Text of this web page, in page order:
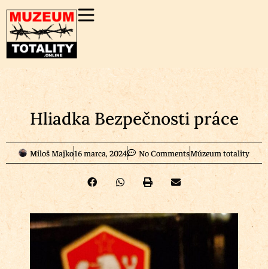
Hliadka Bezpečnosti práce
Miloš Majko16 marca, 2024 No CommentsMúzeum totality